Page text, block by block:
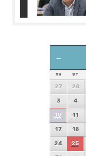
←
ПН ВТ
27 28
3 4
10 11
17 18
24 25